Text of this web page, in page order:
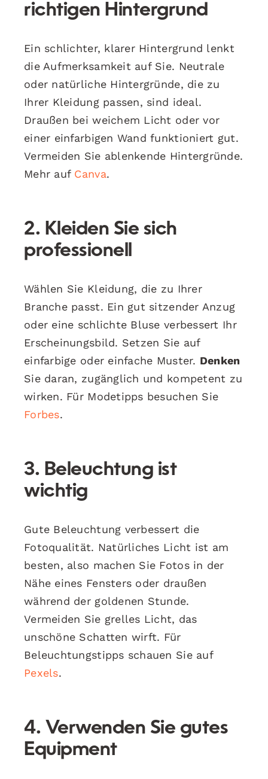
richtigen Hintergrund
Ein schlichter, klarer Hintergrund lenkt
die Aufmerksamkeit auf Sie. Neutrale
oder natürliche Hintergründe, die zu
Ihrer Kleidung passen, sind ideal.
Draußen bei weichem Licht oder vor
einer einfarbigen Wand funktioniert gut.
Vermeiden Sie ablenkende Hintergründe.
Mehr auf Canva.
2. Kleiden Sie sich
professionell
Wählen Sie Kleidung, die zu Ihrer
Branche passt. Ein gut sitzender Anzug
oder eine schlichte Bluse verbessert Ihr
Erscheinungsbild. Setzen Sie auf
einfarbige oder einfache Muster. Denken
Sie daran, zugänglich und kompetent zu
wirken. Für Modetipps besuchen Sie
Forbes.
3. Beleuchtung ist
wichtig
Gute Beleuchtung verbessert die
Fotoqualität. Natürliches Licht ist am
besten, also machen Sie Fotos in der
Nähe eines Fensters oder draußen
während der goldenen Stunde.
Vermeiden Sie grelles Licht, das
unschöne Schatten wirft. Für
Beleuchtungstipps schauen Sie auf
Pexels.
4. Verwenden Sie gutes
Equipment